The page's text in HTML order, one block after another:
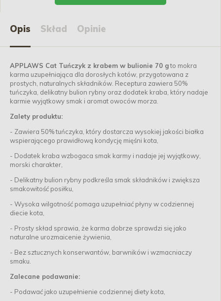
Opis Skład Opinie
APPLAWS Cat Tuńczyk z krabem w bulionie 70 gto mokra
karma uzupełniająca dla dorosłych kotów, przygotowana z
prostych, naturalnych składników. Receptura zawiera 50%
tuńczyka, delikatny bulion rybny oraz dodatek kraba, który nadaje
karmie wyjątkowy smak i aromat owoców morza.
Zalety produktu:
- Zawiera 50% tuńczyka, który dostarcza wysokiej jakości białka
wspierającego prawidłową kondycję mięśni kota,
- Dodatek kraba wzbogaca smak karmy i nadaje jej wyjątkowy,
morski charakter,
- Delikatny bulion rybny podkreśla smak składników i zwiększa
smakowitość posiłku,
- Wysoka wilgotność pomaga uzupełniać płyny w codziennej
diecie kota,
- Prosty skład sprawia, że karma dobrze sprawdzi się jako
naturalne urozmaicenie żywienia,
- Bez sztucznych konserwantów, barwników i wzmacniaczy
smaku.
Zalecane podawanie:
- Podawać jako uzupełnienie codziennej diety kota,